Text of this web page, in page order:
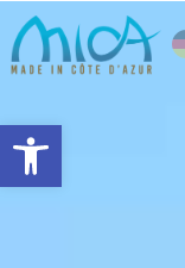
Symbolleiste öffnen